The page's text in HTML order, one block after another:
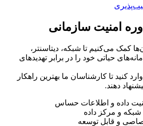
امنیت سازمانی
کمک می‌کنیم تا شبکه، دیتاسنتر،
حیاتی خود را در برابر تهدیدهای
کنید تا کارشناسان ما بهترین راهکار
دهند.
داده و اطلاعات حساس
و مرکز داده
و قابل توسعه